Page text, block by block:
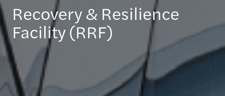
Recovery & Resilience
Facility (RRF)